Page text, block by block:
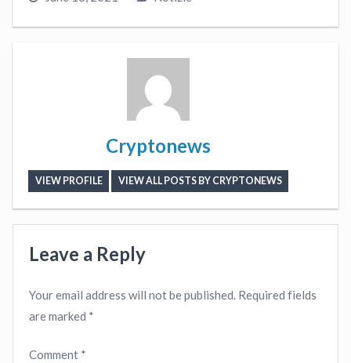
Cryptonews
VIEW PROFILE VIEW ALL POSTS BY CRYPTONEWS
Leave a Reply
Your email address will not be published. Required fields
are marked *
Comment *